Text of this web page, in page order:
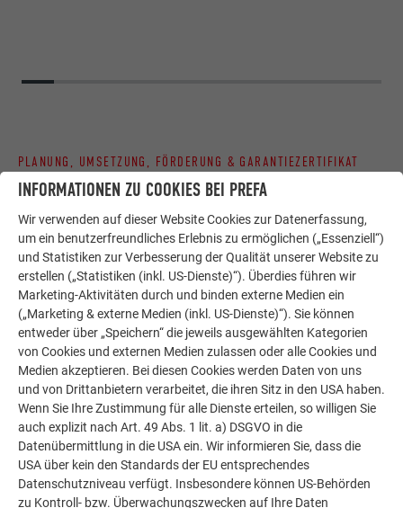
WIE KOMME ICH ZUM NEUEN PREFA
SOLARDACH BZW. ZUR NEUEN PREFA
SOLARFASSADE?
PLANUNG, UMSETZUNG, FÖRDERUNG & GARANTIEZERTIFIKAT
Wer sich für die Solardachplatte von PREFA entscheidet, hat
einen Ansprechpartner, der zu jedem Zeitpunkt als starker
Begleiter unterstützend zur Seite steht – auch nach vielen
Jahren. Eigens von PREFA
geschulte Partnerbetriebe
montieren und installieren das Solarkraftwerk.
Unser Service beinhaltet:
die technische Beratung und Auslegung des PREFA
Solardaches bzw. der Solarfassade
das Basispaket, bestehend aus den PREFA
Solardachplatten mit Befestigungsmaterial,
INFORMATIONEN ZU COOKIES BEI PREFA
Wir verwenden auf dieser Website Cookies zur Datenerfassung,
um ein benutzerfreundliches Erlebnis zu ermöglichen („Essenziell“)
und Statistiken zur Verbesserung der Qualität unserer Website zu
erstellen („Statistiken (inkl. US-Dienste)“). Überdies führen wir
Marketing-Aktivitäten durch und binden externe Medien ein
(„Marketing & externe Medien (inkl. US-Dienste)“). Sie können
entweder über „Speichern“ die jeweils ausgewählten Kategorien
von Cookies und externen Medien zulassen oder alle Cookies und
Medien akzeptieren. Bei diesen Cookies werden Daten von uns
und von Drittanbietern verarbeitet, die ihren Sitz in den USA haben.
Wenn Sie Ihre Zustimmung für alle Dienste erteilen, so willigen Sie
auch explizit nach Art. 49 Abs. 1 lit. a) DSGVO in die
Datenübermittlung in die USA ein. Wir informieren Sie, dass die
USA über kein den Standards der EU entsprechendes
Datenschutzniveau verfügt. Insbesondere können US-Behörden
zu Kontroll- bzw. Überwachungszwecken auf Ihre Daten